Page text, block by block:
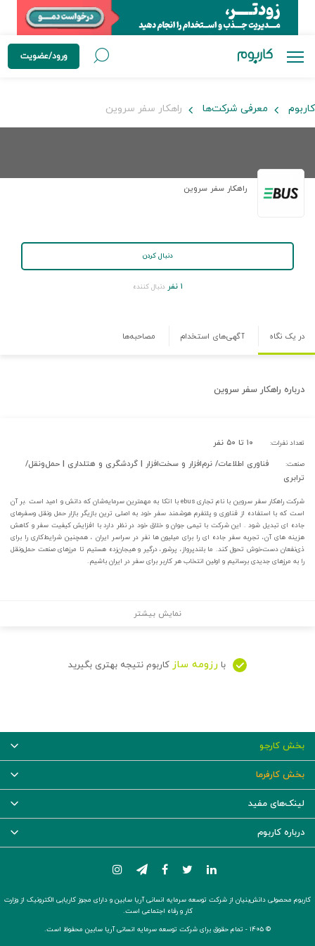
ورود/عضویت
کاربوم معرفی شرکت‌ها راهکار سفر سروین
راهکار سفر سروین
دنبال کردن
۱ نفر دنبال کننده
در یک نگاه آگهی‌های استخدام مصاحبه‌ها
درباره راهکار سفر سروین
تعداد نفرات: ۱۰ تا ۵۰ نفر
صنعت:
فناوری اطلاعات/ نرم‌افزار و سخت‌افزار | گردشگری و هتلداری | حمل‌و‌نقل/
ترابری
شرکت راهکار سفر سروین با نام تجاری ebus با اتکا به مهمترین سرمایه‌شان که دانش و امید است .بر آن
است که با استفاده از فناوری و پلتفرم هوشمند سفر خود به اصلی ترین بازیگر بازار حمل ونقل وسفرهای
جاده ای تبدیل شود . این شرکت با تیمی جوان و خلاق خود در نظر دارد با افزایش کیفیت سفر و کاهش
هزینه های آن، تجربه سفر جاده ای را برای میلیون ها نفر در سراسر ایران ، همچنین شرایط‌کاری را برای
ذی‌نفعان دست‌خوش تحول کند. ما بلندپرواز، پرشور، درگیر و هیجان‌زده هستیم تا مرزهای صنعت حمل‌ونقل
را به مرزهای جدیدی برسانیم و اولین انتخاب هر کاربر برای سفر در ایران باشیم.
نمایش بیشتر
با رزومه ساز کاربوم نتیجه بهتری بگیرید
بخش کارجو
بخش کارفرما
لینک‌های مفید
درباره کاربوم
کاربوم محصولی دانش‌بنیان از شرکت توسعه سرمایه انسانی آریا سابین و دارای مجوز کاریابی الکترونیک از وزارت
کار و رفاه اجتماعی است.
© ۱۴۰۵ -
تمام حقوق برای شرکت توسعه سرمایه انسانی آریا سابین محفوظ است.